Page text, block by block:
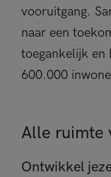
vooruitgang.
naar een
toegankelijk en
600.000
Alle ruimte
Ontwikkel